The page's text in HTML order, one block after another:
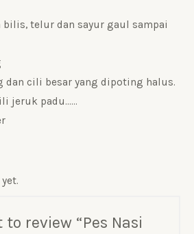
bilis, telur dan sayur gaul sampai
dan cili besar yang dipoting halus.
jeruk padu……
review “Pes Nasi